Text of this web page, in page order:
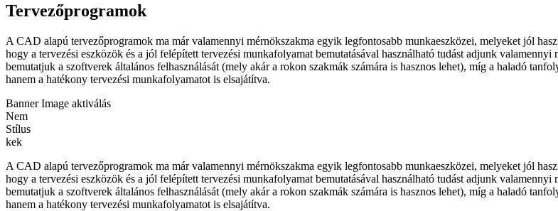
Tervezőprogramok
A CAD alapú tervezőprogramok ma már valamennyi mérnökszakma egyik legfontosabb munkaeszközei, melyeket jól
hogy a tervezési eszközök és a jól felépített tervezési munkafolyamat bemutatásával használható tudást adjunk
bemutatjuk a szoftverek általános felhasználását (mely akár a rokon szakmák számára is hasznos lehet), míg a haladó
hanem a hatékony tervezési munkafolyamatot is elsajátítva.
Banner Image aktiválás
Nem
Stílus
kek
A CAD alapú tervezőprogramok ma már valamennyi mérnökszakma egyik legfontosabb munkaeszközei, melyeket jól
hogy a tervezési eszközök és a jól felépített tervezési munkafolyamat bemutatásával használható tudást adjunk
bemutatjuk a szoftverek általános felhasználását (mely akár a rokon szakmák számára is hasznos lehet), míg a haladó
hanem a hatékony tervezési munkafolyamatot is elsajátítva.